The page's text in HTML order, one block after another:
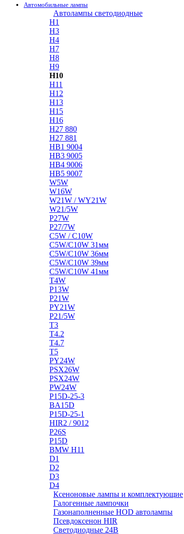
Автомобильные лампы
Автолампы светодиодные
H1
H3
H4
H7
H8
H9
H10
H11
H12
H13
H15
H16
H27 880
H27 881
HB1 9004
HB3 9005
HB4 9006
HB5 9007
W5W
W16W
W21W / WY21W
W21/5W
P27W
P27/7W
C5W / C10W
C5W/C10W 31мм
C5W/C10W 36мм
C5W/C10W 39мм
C5W/C10W 41мм
T4W
P13W
P21W
PY21W
P21/5W
T3
T4.2
T4.7
T5
PY24W
PSX26W
PSX24W
PW24W
P15D-25-3
BA15D
P15D-25-1
HIR2 / 9012
P26S
P15D
BMW H11
D1
D2
D3
D4
Ксеноновые лампы и комплектующие
Галогенные лампочки
Газонаполненные HOD автолампы
Псевдоксенон HIR
Cветодиодные 24B